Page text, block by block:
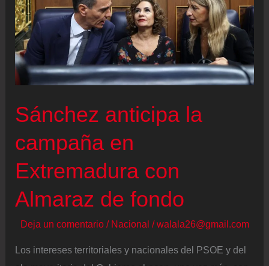
el
cierre
de
Almaraz
pendiente
Junts
Sánchez anticipa la
campaña en
Extremadura con
Almaraz de fondo
Deja un comentario / Nacional /walala26@gmail.com
Los intereses territoriales y nacionales del PSOE y del